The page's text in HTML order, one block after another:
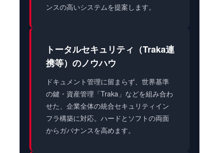
ンスの高いシステムを提案します。
トータルセキュリティ（Traka連
携等）のノウハウ
ドキュメント管理に留まらず、世界基準
の鍵・資産管理「Traka」などを組み合わ
せた、企業全体の統合セキュリティイン
フラ構築に対応。ハードとソフトの両面
からガバナンスを高めます。